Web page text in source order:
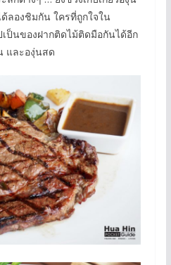
ลองชิมกัน ใครที่ถูกใจใน
ป็นของฝากติดไม้ติดมือกันได้อีก
และองุ่นสด